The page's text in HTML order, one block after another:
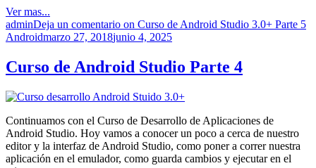
Ver mas...
adminDeja un comentario on Curso de Android Studio 3.0+ Parte 5
Androidmarzo 27, 2018junio 4, 2025
Curso de Android Studio Parte 4
Continuamos con el Curso de Desarrollo de Aplicaciones de
Android Studio. Hoy vamos a conocer un poco a cerca de nuestro
editor y la interfaz de Android Studio, como poner a correr nuestra
aplicación en el emulador, como guarda cambios y ejecutar en el